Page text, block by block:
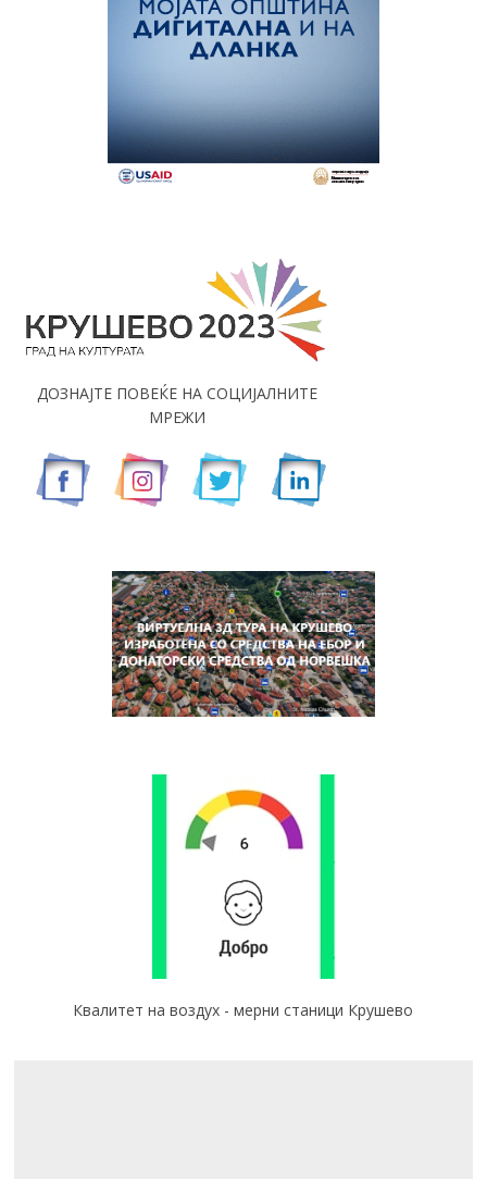
ДОЗНАЈТЕ ПОВЕЌЕ НА СОЦИЈАЛНИТЕ
МРЕЖИ
Квалитет на воздух - мерни станици Крушево